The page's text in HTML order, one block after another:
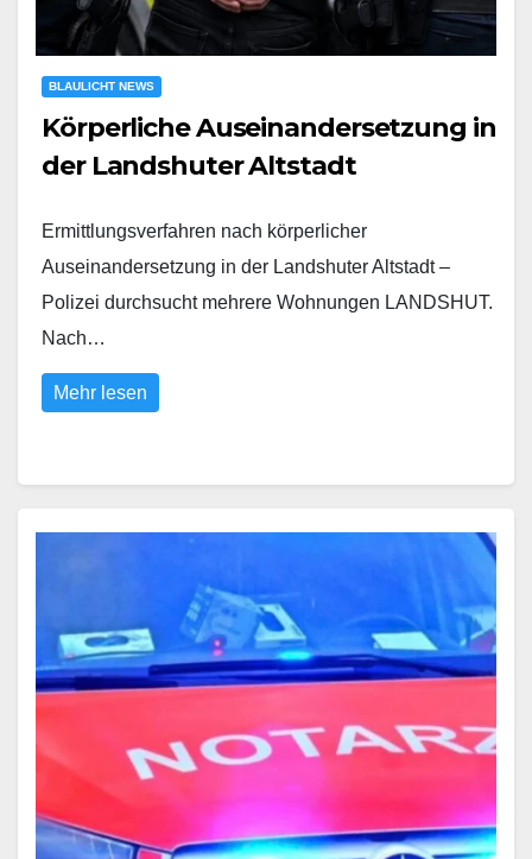
BLAULICHT NEWS
Körperliche Auseinandersetzung in
der Landshuter Altstadt
Ermittlungsverfahren nach körperlicher
Auseinandersetzung in der Landshuter Altstadt –
Polizei durchsucht mehrere Wohnungen LANDSHUT.
Nach…
Mehr lesen